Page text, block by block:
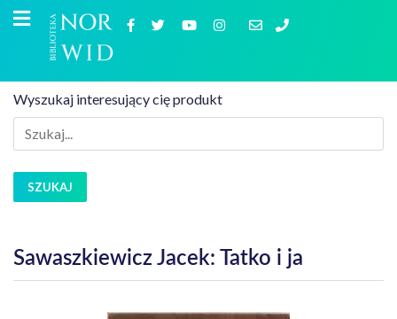
Wyszukaj interesujący cię produkt
SZUKAJ
Sawaszkiewicz Jacek: Tatko i ja